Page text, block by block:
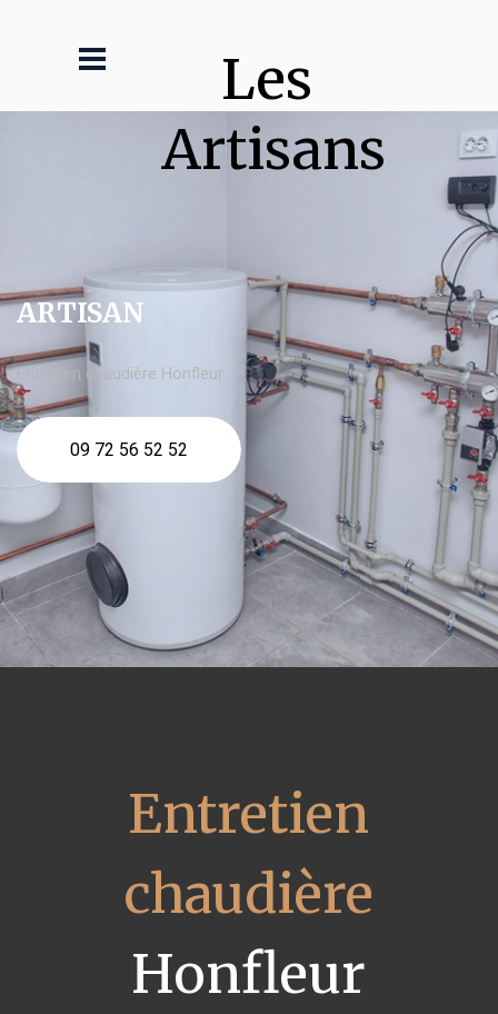
Les
Artisans
ARTISAN
Entretien chaudière Honfleur
09 72 56 52 52
Entretien
chaudière
Honfleur